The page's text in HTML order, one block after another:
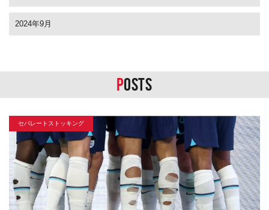
2024年9月
POSTS
セパレートストッキング